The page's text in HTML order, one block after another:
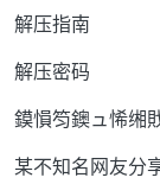
解压指南
解压密码
鏌愪笉鐭ュ悕缃
某不知名网友分